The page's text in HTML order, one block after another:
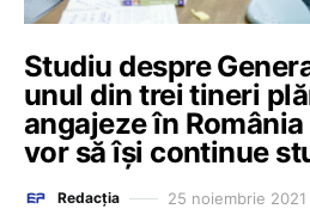
Studiu despre
unul din trei tineri
angajeze în România
vor să își continue
Redacția 25 noiembrie 2021